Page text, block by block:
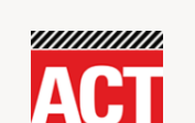
contenu